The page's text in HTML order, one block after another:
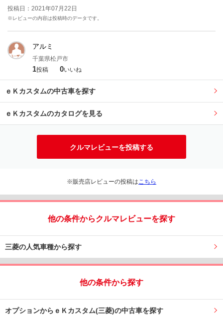
投稿日：2021年07月22日
※レビューの内容は投稿時のデータです。
アルミ
千葉県松戸市
1投稿 0いいね
ｅＫカスタムの中古車を探す
ｅＫカスタムのカタログを見る
クルマレビューを投稿する
※販売店レビューの投稿は こちら
他の条件からクルマレビューを探す
三菱の人気車種から探す
他の条件から探す
オプションからｅＫカスタム(三菱)の中古車を探す